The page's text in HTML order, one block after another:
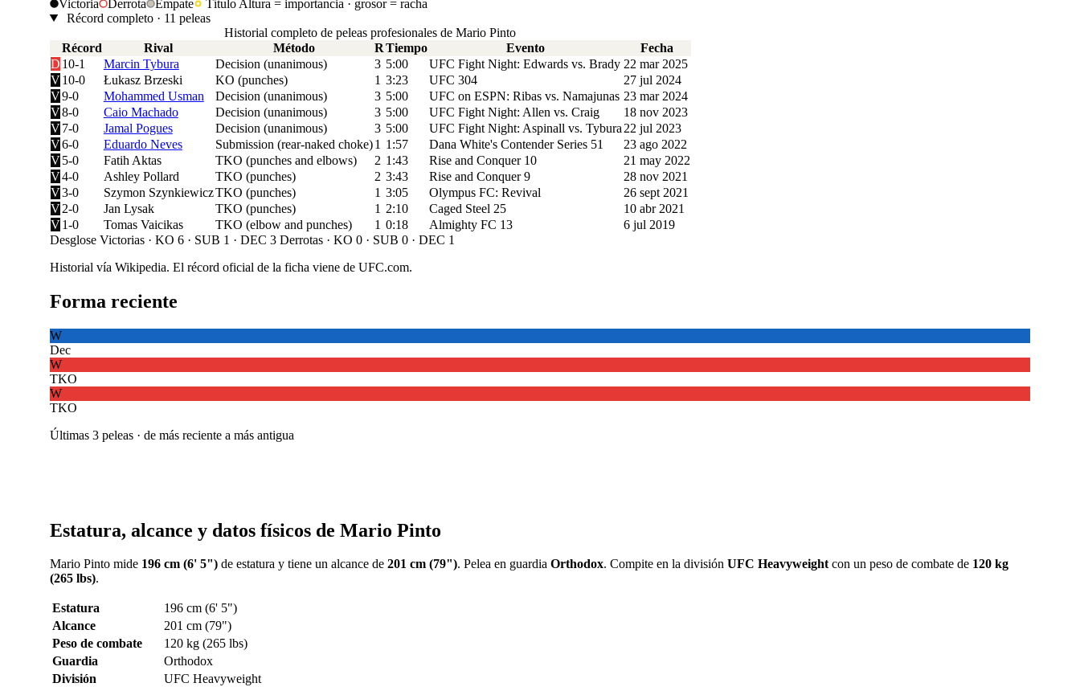
Victoria Derrota Empate Título Altura = importancia · grosor = racha
Récord completo · 11 peleas
Historial completo de peleas profesionales de Mario Pinto
Récord
Rival Método RTiempo Evento
Fecha
D 10-1 Marcin Tybura Decision (unanimous) 3 5:00 UFC Fight Night: Edwards vs. Brady 22 mar 2025
V10-0 Łukasz Brzeski KO (punches) 1 3:23 UFC 304
27 jul 2024
V9-0 Mohammed Usman Decision (unanimous) 3 5:00 UFC on ESPN: Ribas vs. Namajunas 23 mar 2024
V8-0 Caio Machado Decision (unanimous) 3 5:00 UFC Fight Night: Allen vs. Craig
18 nov 2023
V7-0 Jamal Pogues Decision (unanimous) 3 5:00 UFC Fight Night: Aspinall vs. Tybura 22 jul 2023
V6-0 Eduardo Neves Submission (rear-naked choke)1 1:57 Dana White's Contender Series 51
23 ago 2022
V5-0 Fatih Aktas TKO (punches and elbows) 2 1:43 Rise and Conquer 10
21 may 2022
V4-0 Ashley Pollard TKO (punches) 2 3:43 Rise and Conquer 9
28 nov 2021
V3-0 Szymon SzynkiewiczTKO (punches) 1 3:05 Olympus FC: Revival
26 sept 2021
V2-0 Jan Lysak TKO (punches) 1 2:10 Caged Steel 25
10 abr 2021
V1-0 Tomas Vaicikas TKO (elbow and punches) 1 0:18 Almighty FC 13
6 jul 2019
DesgloseVictorias · KO 6 · SUB 1 · DEC 3Derrotas · KO 0 · SUB 0 · DEC 1
Historial vía Wikipedia. El récord oficial de la ficha viene de UFC.com.
Forma reciente
W
Dec
W
TKO
W
TKO
Últimas 3 peleas · de más reciente a más antigua
Estatura, alcance y datos físicos de Mario Pinto
Mario Pinto mide 196 cm (6' 5")de estatura y tiene un alcance de 201 cm (79"). Pelea en guardia Orthodox. Compite en la división UFC Heavyweightcon un peso de combate de 120 kg
(265 lbs).
Estatura
196 cm (6' 5")
Alcance
201 cm (79")
Peso de combate
120 kg (265 lbs)
Guardia
Orthodox
División
UFC Heavyweight